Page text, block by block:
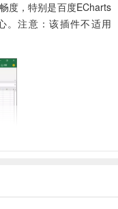
度，特别是百度ECharts
。注意：该插件不适用